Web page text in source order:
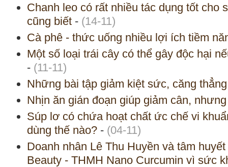
Chanh leo có rất nhiều tác dụng tốt cho
cũng biết - (14-11)
Cà phê - thức uống nhiều lợi ích tiềm
Một số loại trái cây có thể gây độc hại
- (11-11)
Những bài tập giảm kiệt sức, căng
Nhịn ăn gián đoạn giúp giảm cân,
Súp lơ có chứa hoạt chất ức chế vi
dùng thế nào? - (04-11)
Doanh nhân Lê Thu Huyền và tâm
Beauty - THMH Nano Curcumin vì sức